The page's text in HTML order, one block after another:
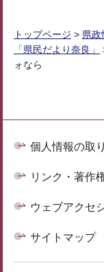
トップページ > 県政
「県民だより奈良」
ォなら
個人情報の取
リンク・著作
ウェブアクセ
サイトマップ